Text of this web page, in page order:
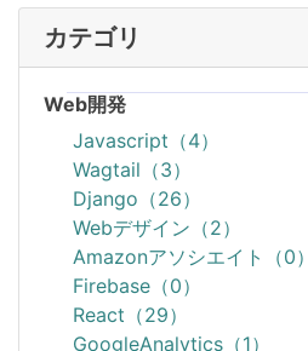
カテゴリ
Web開発
Javascript（4）
Wagtail（3）
Django（26）
Webデザイン（2）
Amazonアソシエイト（0）
Firebase（0）
React（29）
GoogleAnalytics（1）